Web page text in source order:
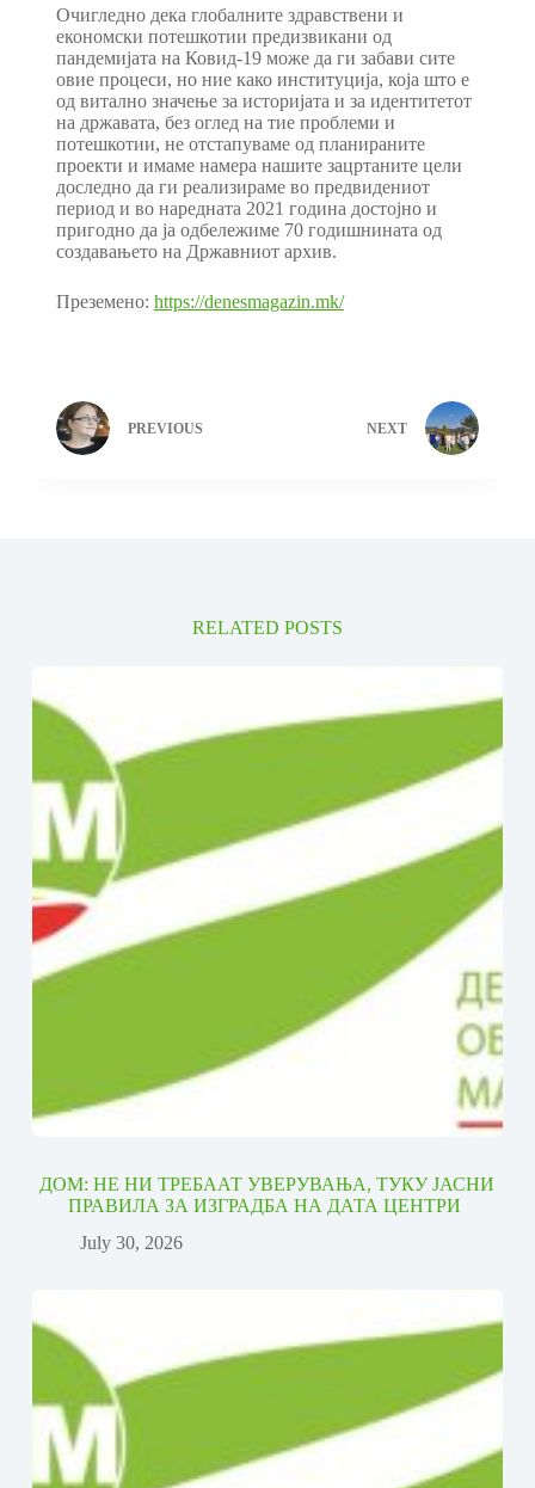
Очигледно дека глобалните здравствени и
економски потешкотии предизвикани од
пандемијата на Ковид-19 може да ги забави сите
овие процеси, но ние како институција, која што е
од витално значење за историјата и за идентитетот
на државата, без оглед на тие проблеми и
потешкотии, не отстапуваме од планираните
проекти и имаме намера нашите зацртаните цели
доследно да ги реализираме во предвидениот
период и во наредната 2021 година достојно и
пригодно да ја одбележиме 70 годишнината од
создавањето на Државниот архив.
Преземено: https://denesmagazin.mk/
PREVIOUS NEXT
RELATED POSTS
ДОМ: НЕ НИ ТРЕБААТ УВЕРУВАЊА, ТУКУ ЈАСНИ
ПРАВИЛА ЗА ИЗГРАДБА НА ДАТА ЦЕНТРИ
July 30, 2026